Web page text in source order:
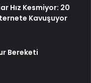
Hız Kesmiyor: 20
Kavuşuyor
Bereketi